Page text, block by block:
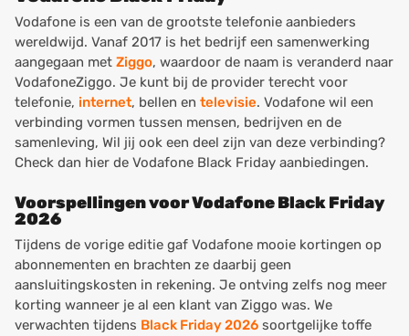
Vodafone is een van de grootste telefonie aanbieders
wereldwijd. Vanaf 2017 is het bedrijf een samenwerking
aangegaan met Ziggo, waardoor de naam is veranderd naar
VodafoneZiggo. Je kunt bij de provider terecht voor
telefonie, internet, bellen en televisie. Vodafone wil een
verbinding vormen tussen mensen, bedrijven en de
samenleving, Wil jij ook een deel zijn van deze verbinding?
Check dan hier de Vodafone Black Friday aanbiedingen.
Voorspellingen voor Vodafone Black Friday
2026
Tijdens de vorige editie gaf Vodafone mooie kortingen op
abonnementen en brachten ze daarbij geen
aansluitingskosten in rekening. Je ontving zelfs nog meer
korting wanneer je al een klant van Ziggo was. We
verwachten tijdens Black Friday 2026 soortgelijke toffe